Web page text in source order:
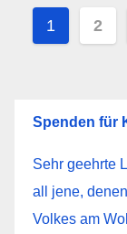
1 2
Spenden für
Sehr geehrte
all jene,
Volkes am